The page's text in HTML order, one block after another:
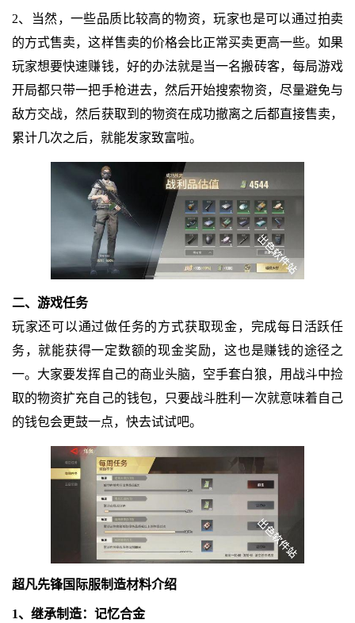
2、当然，一些品质比较高的物资，玩家也是可以通过拍卖
的方式售卖，这样售卖的价格会比正常买卖更高一些。如果
玩家想要快速赚钱，好的办法就是当一名搬砖客，每局游戏
开局都只带一把手枪进去，然后开始搜索物资，尽量避免与
敌方交战，然后获取到的物资在成功撤离之后都直接售卖，
累计几次之后，就能发家致富啦。
二、游戏任务
玩家还可以通过做任务的方式获取现金，完成每日活跃任
务，就能获得一定数额的现金奖励，这也是赚钱的途径之
一。大家要发挥自己的商业头脑，空手套白狼，用战斗中捡
取的物资扩充自己的钱包，只要战斗胜利一次就意味着自己
的钱包会更鼓一点，快去试试吧。
超凡先锋国际服制造材料介绍
1、继承制造：记忆合金